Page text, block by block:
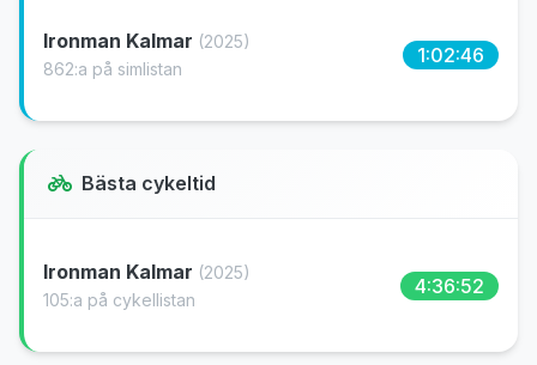
Ironman Kalmar (2025)
862:a på simlistan
1:02:46
Bästa cykeltid
Ironman Kalmar (2025)
105:a på cykellistan
4:36:52